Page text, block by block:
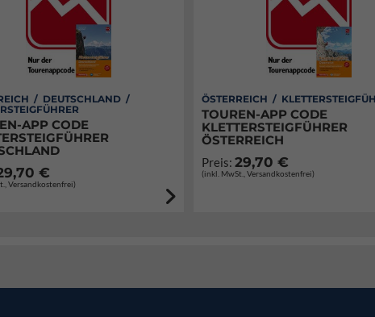
/ DEUTSCHLAND /
APP CODE
€
Versandkostenfrei)
ÖSTERREICH /
TOUREN-APP CODE
KLETTERSTEIGFÜHRER
ÖSTERREICH
Preis:29,70 €
(inkl. MwSt., Versandkostenfrei)